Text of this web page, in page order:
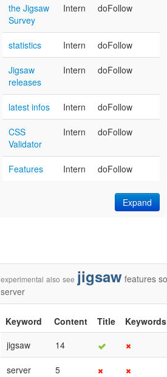
the Jigsaw
Survey
Intern doFollow
statistics Intern doFollow
Jigsaw
releases
Intern doFollow
latest infos Intern doFollow
CSS
Validator
Intern doFollow
Features Intern doFollow
Expand
experimental also see jigsaw features
server
Keyword Content Title
Keywords
jigsaw
14
server 5